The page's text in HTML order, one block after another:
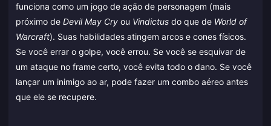
funciona como um jogo de ação de personagem (mais
próximo de Devil May Cry ou Vindictus do que de World of
Warcraft). Suas habilidades atingem arcos e cones físicos.
Se você errar o golpe, você errou. Se você se esquivar de
um ataque no frame certo, você evita todo o dano. Se você
lançar um inimigo ao ar, pode fazer um combo aéreo antes
que ele se recupere.